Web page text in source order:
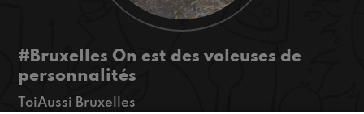
#Bruxelles On est des voleuses de
personnalités
ToiAussi Bruxelles